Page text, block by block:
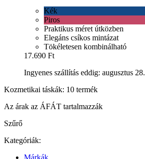
Kék
Piros
Praktikus méret útközben
Elegáns csíkos mintázat
Tökéletesen kombinálható
17.690 Ft
Ingyenes szállítás eddig: augusztus 28.
Kozmetikai táskák: 10 termék
Az árak az ÁFÁT tartalmazzák
Szűrő
Kategóriák:
Márkák